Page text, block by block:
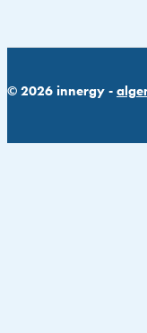
het
© 2026 innergy -